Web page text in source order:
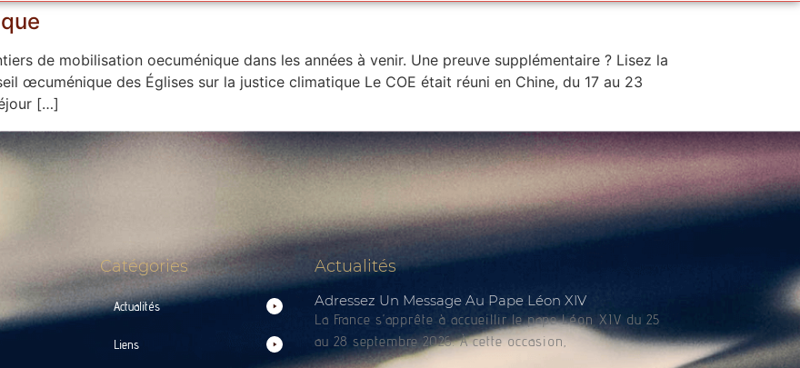
de mobilisation oecuménique dans les années à venir. Une preuve supplémentaire ? Lisez la
œcuménique des Églises sur la justice climatique Le COE était réuni en Chine, du 17 au 23
[…]
Catégories
Actualités
Liens
Actualités
Adressez Un Message Au Pape Léon XIV
La France s’apprête à accueillir le pape Léon XIV du 25
au 28 septembre 2026. À cette occasion,